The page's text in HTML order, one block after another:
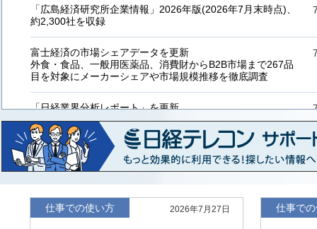
「広島経済研究所企業情報」2026年版(2026年7月末時点)、
約2,300社を収録
富士経済の市場シェアデータを更新
外食・食品、一般用医薬品、消費財からB2B市場まで267品
目を対象にメーカーシェアや市場規模推移を徹底調査
「日経業界分析レポート」を更新
「工業用プラスチック製品」「システムインテグレーター」
など20業界の内容を刷新
「東洋経済海外進出企業情報」の2026年版、約3万6千社を
収録
「東洋経済外資系企業情報」の2026年版、約3,100社を収録
仕事での使い方 2026年7月27日 仕事で